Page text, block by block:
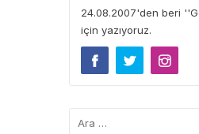
24.08.2007'den beri
için yazıyoruz.